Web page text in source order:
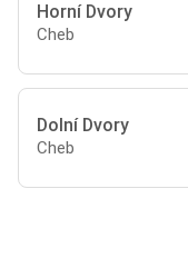
Horní Dvory
Cheb
Dolní Dvory
Cheb